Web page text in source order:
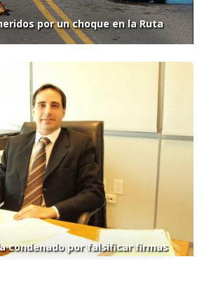
por un choque en la Ruta
condenado por falsificar firmas